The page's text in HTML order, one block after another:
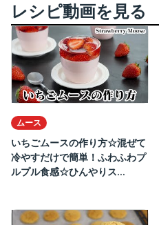
レシピ動画を見る
ムース
いちごムースの作り方☆混ぜて
冷やすだけで簡単！ふわふわプ
ルプル食感☆ひんやりス...